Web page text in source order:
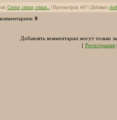
: Стихи, стихи, стихи...|Просмотров: 807 |Добавил:
: 0
Добавлять комментарии могут только
[ Регистрация |